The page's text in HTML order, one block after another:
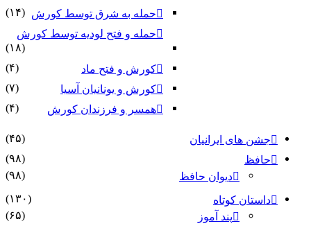
حمله به شرق توسط کورش (۱۴)
حمله و فتح لودیه توسط کورش
(۱۸)
کورش و فتح ماد
(۴)
کورش و یونانیان آسیا
(۷)
همسر و فرزندان کورش
(۴)
جشن های ایرانیان
(۴۵)
حافظ
(۹۸)
دیوان حافظ
(۹۸)
داستان کوتاه
(۱۳۰)
پند آموز
(۶۵)